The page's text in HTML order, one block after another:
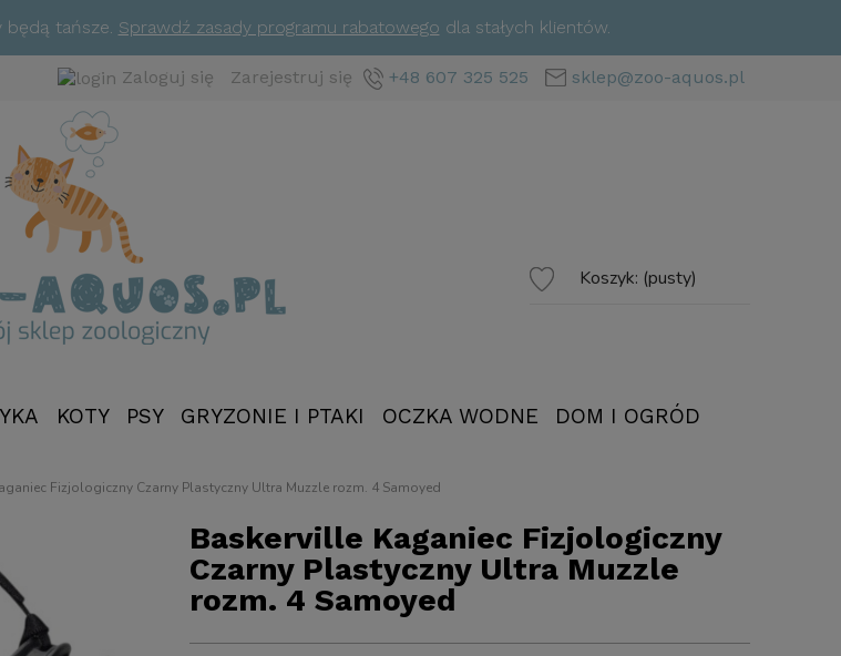
będą tańsze. Sprawdź zasady programu rabatowego dla stałych klientów.
+48 607 325 525 sklep@zoo-aquos.pl
Zaloguj się Zarejestruj się
Koszyk: (pusty)
KOTY PSY GRYZONIE I PTAKI OCZKA WODNE DOM I OGRÓD
NOWOŚCI
Fizjologiczny Czarny Plastyczny Ultra Muzzle rozm. 4 Samoyed
Baskerville Kaganiec Fizjologiczny
Czarny Plastyczny Ultra Muzzle
rozm. 4 Samoyed